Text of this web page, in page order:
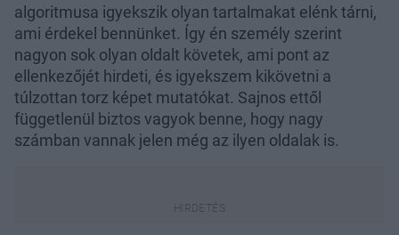
algoritmusa igyekszik olyan tartalmakat elénk tárni,
ami érdekel bennünket. Így én személy szerint
nagyon sok olyan oldalt követek, ami pont az
ellenkezőjét hirdeti, és igyekszem kikövetni a
túlzottan torz képet mutatókat. Sajnos ettől
függetlenül biztos vagyok benne, hogy nagy
számban vannak jelen még az ilyen oldalak is.